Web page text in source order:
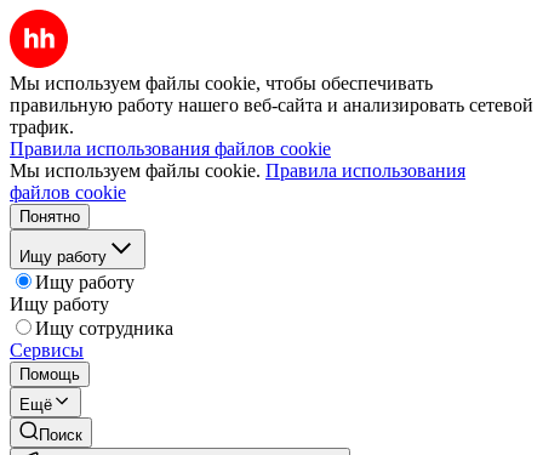
Мы используем файлы cookie, чтобы обеспечивать
правильную работу нашего веб-сайта и анализировать сетевой
трафик.
Правила использования файлов cookie
Мы используем файлы cookie. Правила использования
файлов cookie
Понятно
Ищу работу
Ищу работу
Ищу работу
Ищу сотрудника
Сервисы
Помощь
Ещё
Поиск